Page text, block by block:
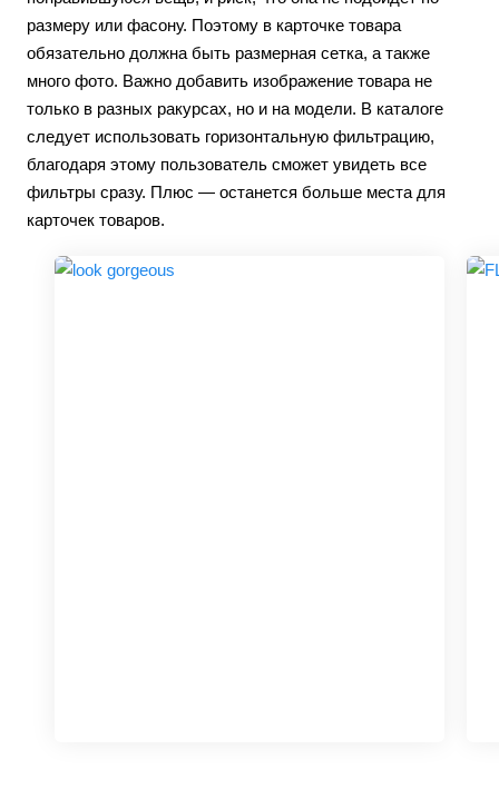
размеру или фасону. Поэтому в карточке товара
обязательно должна быть размерная сетка, а также
много фото. Важно добавить изображение товара не
только в разных ракурсах, но и на модели. В каталоге
следует использовать горизонтальную фильтрацию,
благодаря этому пользователь сможет увидеть все
фильтры сразу. Плюс — останется больше места для
карточек товаров.